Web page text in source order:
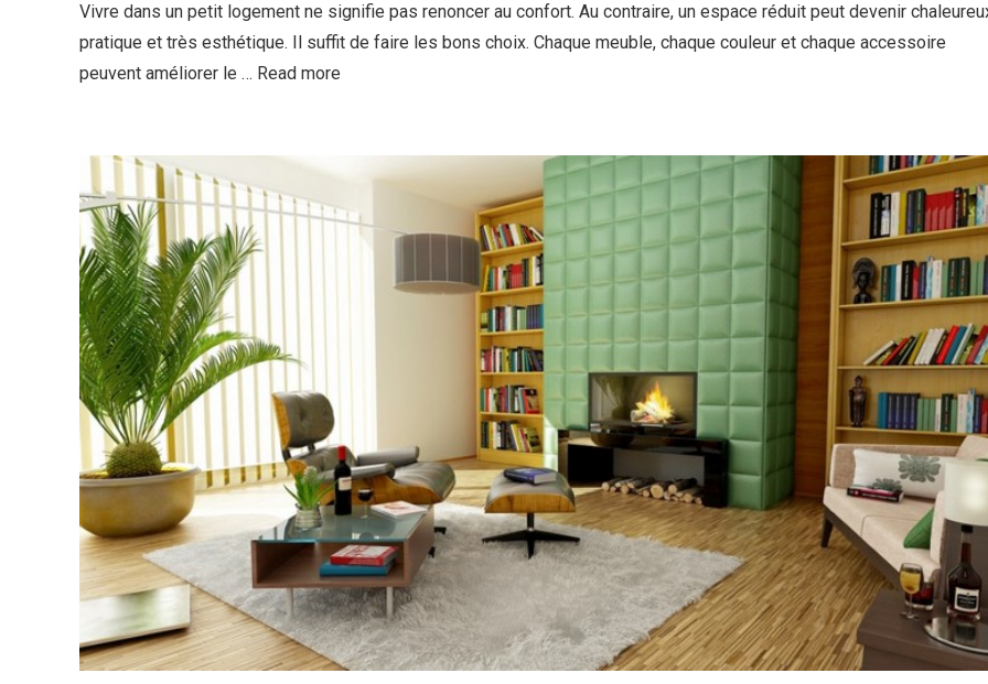
Vivre dans un petit logement ne signifie pas renoncer au confort. Au contraire, un espace réduit peut devenir
pratique et très esthétique. Il suffit de faire les bons choix. Chaque meuble, chaque couleur et chaque accessoire
peuvent améliorer le … Read more